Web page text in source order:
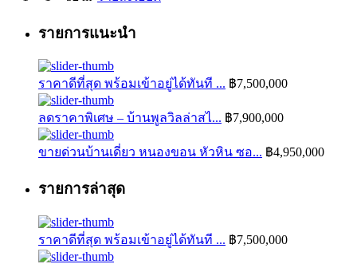
รายการแนะนำ
ราคาดีที่สุด พร้อมเข้าอยู่ได้ทันที ... ฿7,500,000
ลดราคาพิเศษ – บ้านพูลวิลล่าสไ... ฿7,900,000
ขายด่วนบ้านเดี่ยว หนองขอน หัวหิน ซอ... ฿4,950,000
รายการล่าสุด
ราคาดีที่สุด พร้อมเข้าอยู่ได้ทันที ... ฿7,500,000